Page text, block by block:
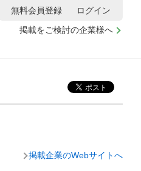
掲載をご検討の企業様へ
無料会員登録 ログイン
掲載企業のWebサイトへ